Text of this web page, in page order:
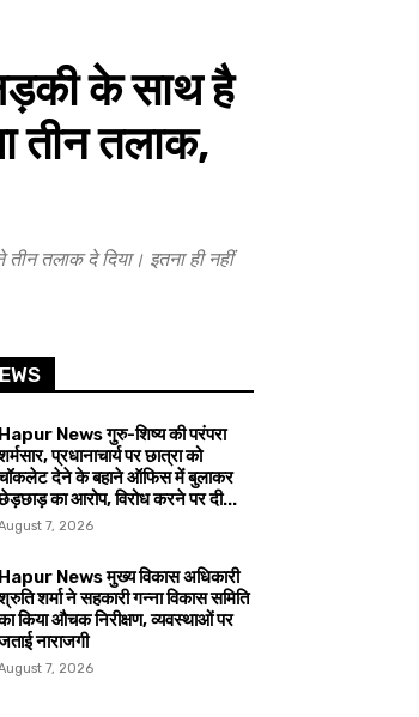
के साथ है
तीन तलाक,
तलाक दे दिया। इतना ही नहीं
Hapur News गुरु-शिष्य की परंपरा
प्रधानाचार्य पर छात्रा को
देने के बहाने ऑफिस में बुलाकर
का आरोप, विरोध करने पर दी...
7, 2026
Hapur News मुख्य विकास अधिकारी
शर्मा ने सहकारी गन्ना विकास समिति
किया औचक निरीक्षण, व्यवस्थाओं पर
नाराजगी
7, 2026